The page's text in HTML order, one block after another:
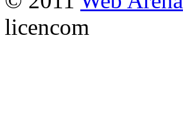
licencom